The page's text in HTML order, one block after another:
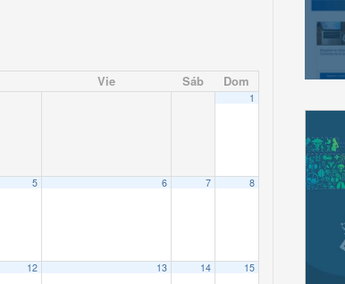
Vie Sáb Dom
1
5 6 7 8
12 13 14 15